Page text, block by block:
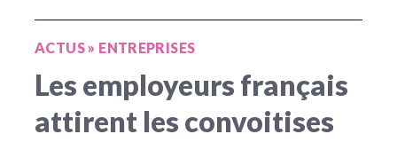
ACTUS» ENTREPRISES
Les employeurs français
attirent les convoitises